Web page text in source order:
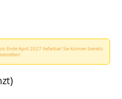
Ende April 2027 lieferbar! Sie können bereits